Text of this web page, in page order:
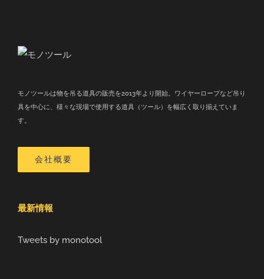
モノツールは物を吊る道具の販売を2013年より開始。ワイヤーロープなど吊り
具を中心に、様々な現場で使用する道具（ツール）を幅広く取り揃えていま
す。
会社概要
最新情報
Tweets by monotool